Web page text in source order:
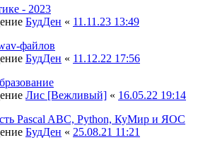
- 2023
БудДен « 11.11.23 13:49
файлов
БудДен « 11.12.22 17:56
Лис [Вежливый] « 16.05.22 19:14
Pascal ABC, Python, КуМир и ЯОС
БудДен « 25.08.21 11:21